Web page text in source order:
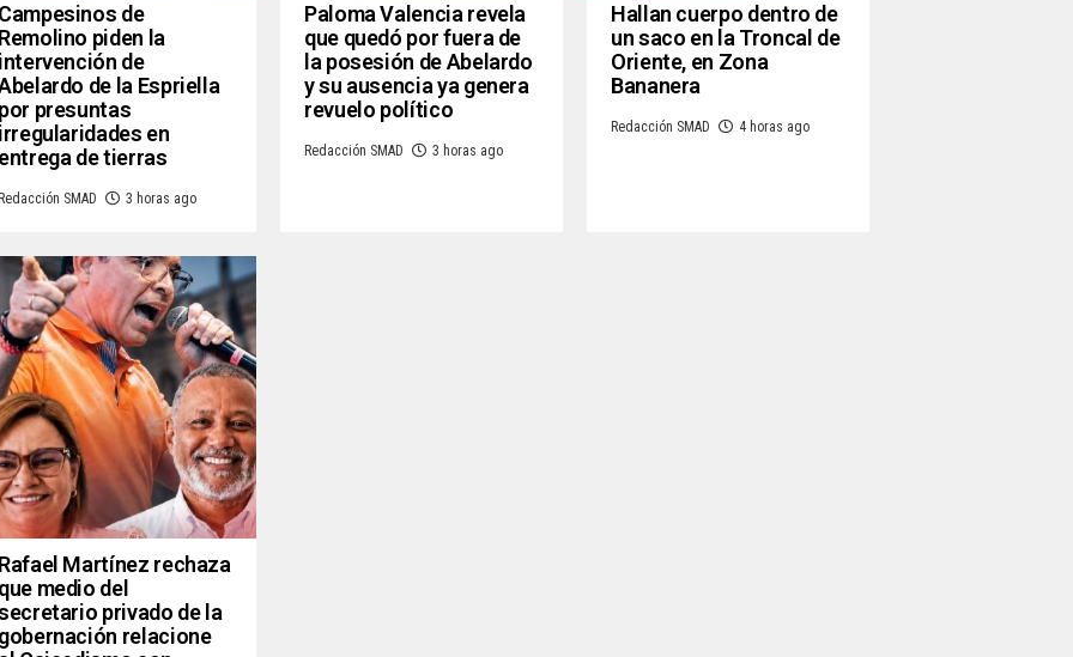
Campesinos de
Remolino piden la
intervención de
de la Espriella
por presuntas
irregularidades en
entrega de tierras
Redacción SMAD 3 horas ago
Paloma Valencia revela
que quedó por fuera de
la posesión de Abelardo
y su ausencia ya genera
revuelo político
Redacción SMAD 3 horas ago
Hallan cuerpo dentro de
un saco en la Troncal de
Oriente, en Zona
Bananera
Redacción SMAD 4 horas ago
Rafael Martínez rechaza
que medio del
privado de la
gobernación relacione